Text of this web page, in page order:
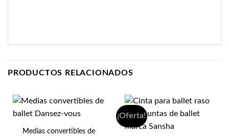
PRODUCTOS RELACIONADOS
Medias convertibles de
¡Oferta!